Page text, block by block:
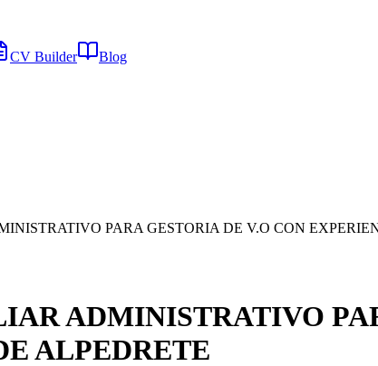
CV Builder Blog
PARA GESTORIA DE V.O CON
ADMINISTRATIVO
ALPEDRETE